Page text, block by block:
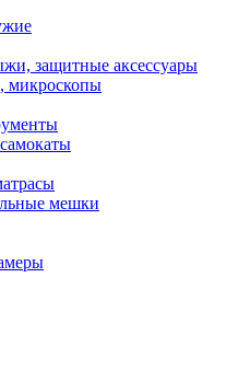
защитные аксессуары
микроскопы
мешки